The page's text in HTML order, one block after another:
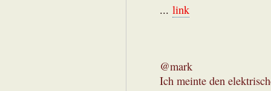
... link
@mark
Ich meinte den